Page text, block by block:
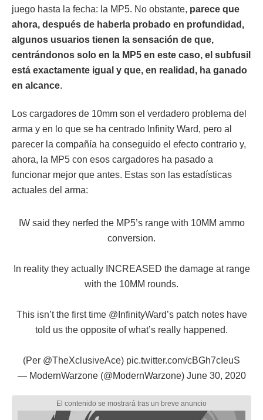
juego hasta la fecha: la MP5. No obstante, parece que
ahora, después de haberla probado en profundidad,
algunos usuarios tienen la sensación de que,
centrándonos solo en la MP5 en este caso, el subfusil
está exactamente igual y que, en realidad, ha ganado
en alcance.
Los cargadores de 10mm son el verdadero problema del
arma y en lo que se ha centrado Infinity Ward, pero al
parecer la compañía ha conseguido el efecto contrario y,
ahora, la MP5 con esos cargadores ha pasado a
funcionar mejor que antes. Estas son las estadísticas
actuales del arma:
IW said they nerfed the MP5’s range with 10MM ammo
conversion.
In reality they actually INCREASED the damage at range
with the 10MM rounds.
This isn’t the first time @InfinityWard’s patch notes have
told us the opposite of what’s really happened.
(Per @TheXclusiveAce) pic.twitter.com/cBGh7cIeuS
— ModernWarzone (@ModernWarzone) June 30, 2020